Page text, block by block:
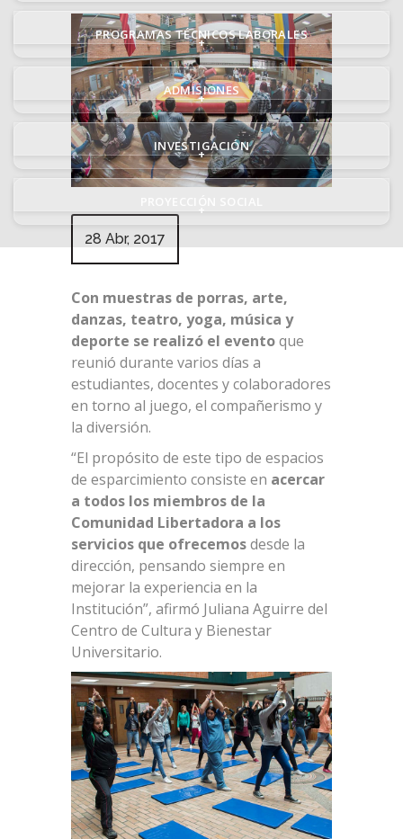
PROGRAMAS TÉCNICOS LABORALES
+
ADMISIONES
+
INVESTIGACIÓN
+
+
28 Abr, 2017
Con muestras de porras, arte,
danzas, teatro, yoga, música y
deporte se realizó el eventoque
reunió durante varios días a
estudiantes, docentes y colaboradores
en torno al juego, el compañerismo y
la diversión.
“El propósito de este tipo de espacios
de esparcimiento consiste en acercar
a todos los miembros de la
Comunidad Libertadora a los
servicios que ofrecemosdesde la
dirección, pensando siempre en
mejorar la experiencia en la
Institución”, afirmó Juliana Aguirre del
Centro de Cultura y Bienestar
Universitario.